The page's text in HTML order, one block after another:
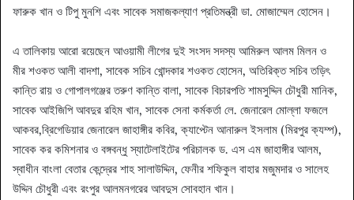
ফারুক খান ও টিপু মুনশি এবং সাবেক সমাজকল্যাণ প্রতিমন্ত্রী ডা. মোজাম্মেল হোসেন।
এ তালিকায় আরো রয়েছেন আওয়ামী লীগের দুই সংসদ সদস্য আমিরুল আলম মিলন ও
মীর শওকত আলী বাদশা, সাবেক সচিব খোন্দকার শওকত হোসেন, অতিরিক্ত সচিব তড়িৎ
কান্তি রায় ও গোপালগঞ্জের তরুণ কান্তি বালা, সাবেক বিচারপতি শামসুদ্দিন চৌধুরী মানিক,
সাবেক আইজিপি আবদুর রহিম খান, সাবেক সেনা কর্মকর্তা লে. জেনারেল মোল্লা ফজলে
আকবর,ব্রিগেডিয়ার জেনারেল জাহাঙ্গীর কবির, ক্যাপ্টেন আনারুল ইসলাম (মিরপুর ক্যম্প),
সাবেক কর কমিশনার ও বঙ্গবন্ধু স্যাটেলাইটের পরিচালক ড. এস এম জাহাঙ্গীর আলম,
স্বাধীন বাংলা বেতার কেন্দ্রের শাহ সালাউদ্দিন, ফেনীর শফিকুল বাহার মজুমদার ও সালেহ
উদ্দিন চৌধুরী এবং রংপুর আলমনগরের আবদুস সোবহান খান।